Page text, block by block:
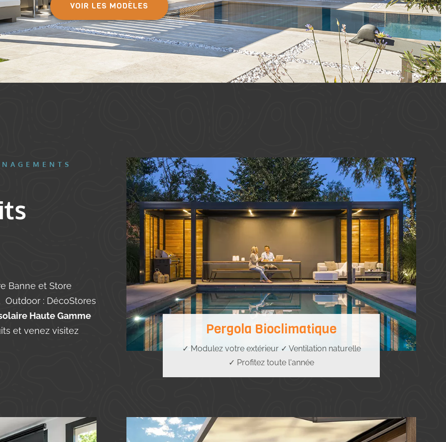
VOIR LES MODÈLES
Banne et Store
Outdoor : DécoStores
Haute Gamme
et venez visitez
Pergola Bioclimatique
✓ Modulez votre extérieur ✓ Ventilation naturelle
✓ Profitez toute l'année